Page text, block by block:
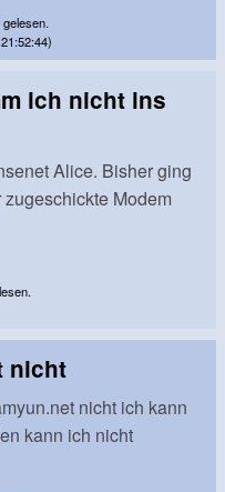
ich nicht ins
Alice. Bisher ging
Modem
nicht
nicht ich kann
kann ich nicht